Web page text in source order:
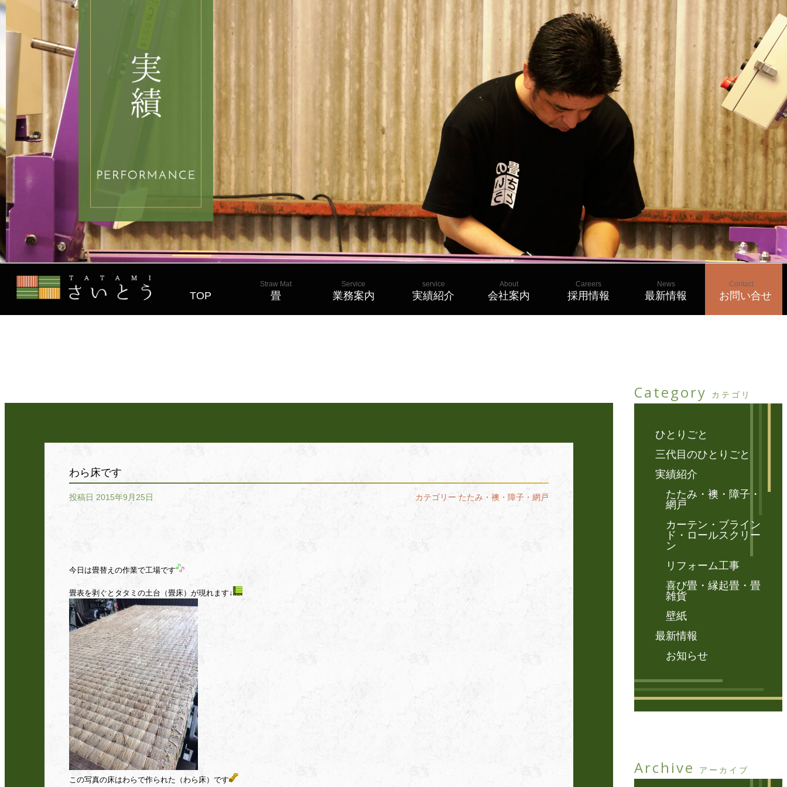
TOP
Straw Mat
畳
Service
業務案内
service
実績紹介
About
会社案内
Careers
採用情報
News
最新情報
Contact
お問い合せ
わら床です
投稿日 2015年9月25日 カテゴリー たたみ・襖・障子・網戸
今日は畳替えの作業で工場です
畳表を剥ぐとタタミの土台（畳床）が現れます↓
この写真の床はわらで作られた（わら床）です
Category カテゴリ
ひとりごと
三代目のひとりごと
実績紹介
たたみ・襖・障子・
網戸
カーテン・ブライン
ド・ロールスクリー
ン
リフォーム工事
喜び畳・縁起畳・畳
雑貨
壁紙
最新情報
お知らせ
Archive アーカイブ